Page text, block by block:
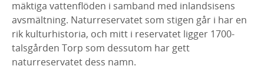
mäktiga vattenflöden i samband med inlandsisens
avsmältning. Naturreservatet som stigen går i har en
rik kulturhistoria, och mitt i reservatet ligger 1700-
talsgården Torp som dessutom har gett
naturreservatet dess namn.